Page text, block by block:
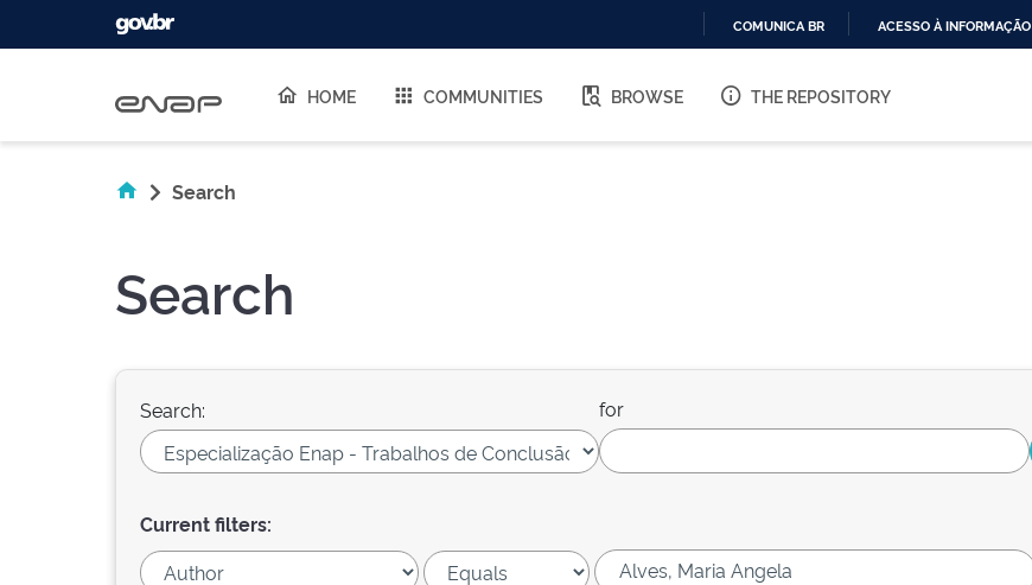
O
COMUNICA BR ACESSO À INFORMAÇÃO
HOME COMMUNITIES BROWSE THE REPOSITORY
Search
Search
Search: for
Current filters: